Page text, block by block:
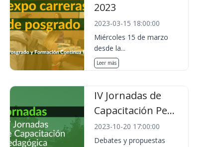
2023
2023-03-15 18:00:00
Miércoles 15 de marzo
desde la...
Leer más
IV Jornadas de
Capacitación Pe...
2023-10-20 17:00:00
Debates y propuestas